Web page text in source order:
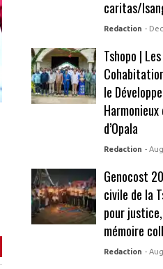
caritas/
Redaction -
Tshopo |
le
d’Opala
Redaction -
Genocost
civile de la
pour
mémoire
Redaction -